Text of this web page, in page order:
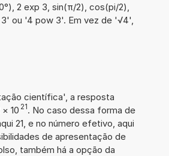
2 exp 3, sin(π/2), cos(pi/2),
ou '4 pow 3'. Em vez de '√4',
científica', a resposta
× 10 21. No caso dessa forma de
21, e no número efetivo, aqui
de apresentação de
também há a opção da